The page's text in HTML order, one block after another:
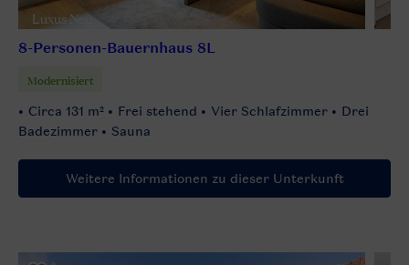
Luxus Neu
8-Personen-Bauernhaus 8L
Modernisiert
Circa 131 m²
Frei stehend Vier Schlafzimmer
Drei
Badezimmer
Sauna
Weitere Informationen zu dieser Unterkunft